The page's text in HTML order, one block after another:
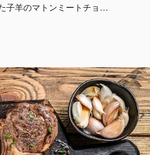
子羊のマトンミートチョ…